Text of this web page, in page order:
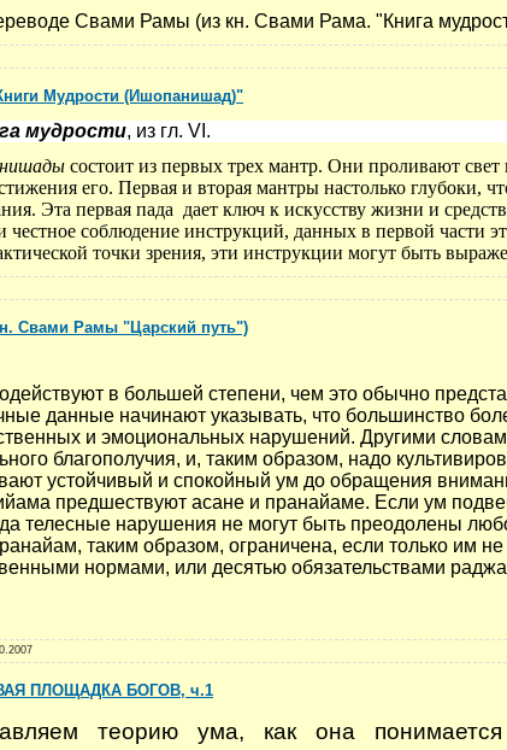
Свами Рамы (из кн. Свами Рама. "Книга
Мудрости (Ишопанишад)"
мудрости, из гл. VI.
состоит из первых трех мантр. Они проливают
его. Первая и вторая мантры настолько глубоки,
Эта первая пада дает ключ к искусству жизни и
честное соблюдение инструкций, данных в первой части
точки зрения, эти инструкции могут быть
Свами Рамы "Царский путь")
в большей степени, чем это обычно
данные начинают указывать, что большинство
и эмоциональных нарушений. Другими
благополучия, и, таким образом, надо
устойчивый и спокойный ум до обращения
предшествуют асане и пранайаме. Если ум
телесные нарушения не могут быть преодолены
таким образом, ограничена, если только им
нормами, или десятью обязательствами раджа
ПЛОЩАДКА БОГОВ, ч.1
теорию ума, как она понимается